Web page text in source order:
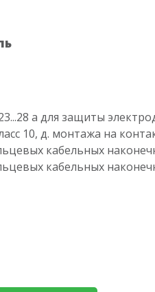
a для защиты
10, д. монтажа на
кабельных
кабельных